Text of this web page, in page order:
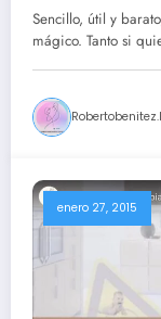
Sencillo, útil y
mágico. Tanto si
enero 27, 2015